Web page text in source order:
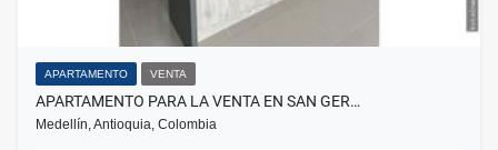
APARTAMENTO VENTA
APARTAMENTO PARA LA VENTA EN SAN GER…
Medellín, Antioquia, Colombia